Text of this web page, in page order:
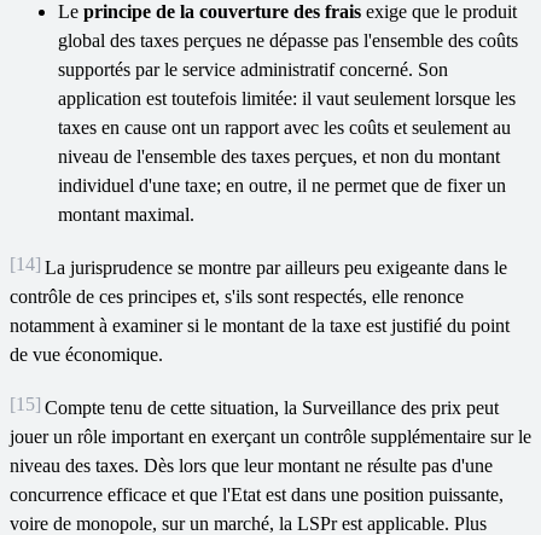
Le principe de la couverture des frais exige que le produit
global des taxes perçues ne dépasse pas l'ensemble des coûts
supportés par le service administratif concerné. Son
application est toutefois limitée: il vaut seulement lorsque les
taxes en cause ont un rapport avec les coûts et seulement au
niveau de l'ensemble des taxes perçues, et non du montant
individuel d'une taxe; en outre, il ne permet que de fixer un
montant maximal.
[14] La jurisprudence se montre par ailleurs peu exigeante dans le
contrôle de ces principes et, s'ils sont respectés, elle renonce
notamment à examiner si le montant de la taxe est justifié du point
de vue économique.
[15] Compte tenu de cette situation, la Surveillance des prix peut
jouer un rôle important en exerçant un contrôle supplémentaire sur le
niveau des taxes. Dès lors que leur montant ne résulte pas d'une
concurrence efficace et que l'Etat est dans une position puissante,
voire de monopole, sur un marché, la LSPr est applicable. Plus